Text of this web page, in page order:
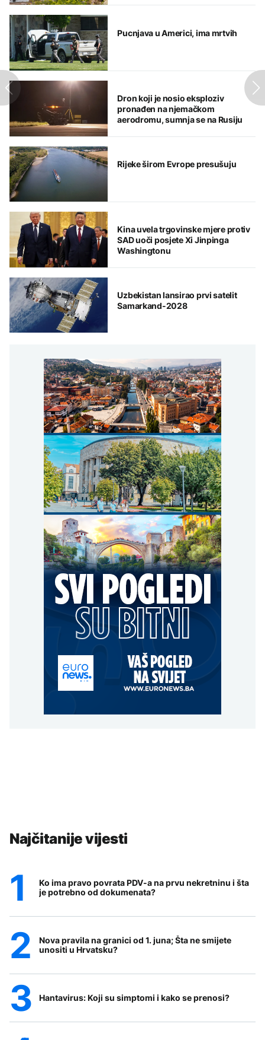
Pucnjava u Americi, ima mrtvih
Dron koji je nosio eksploziv
pronađen na njemačkom
aerodromu, sumnja se na Rusiju
Rijeke širom Evrope presušuju
Kina uvela trgovinske mjere protiv
SAD uoči posjete Xi Jinpinga
Washingtonu
Uzbekistan lansirao prvi satelit
Samarkand-2028
Najčitanije vijesti
Ko ima pravo povrata PDV-a na prvu nekretninu i šta
je potrebno od dokumenata?
Nova pravila na granici od 1. juna; Šta ne smijete
unositi u Hrvatsku?
Hantavirus: Koji su simptomi i kako se prenosi?